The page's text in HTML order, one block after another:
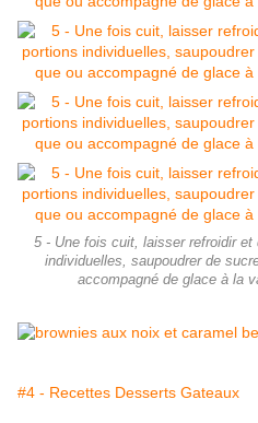
5 - Une fois cuit, laisser refroidir et
individuelles, saupoudrer de
accompagné de glace à la
#4 - Recettes Desserts Gateaux